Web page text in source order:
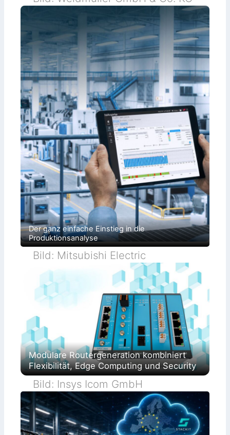
Der ganz einfache Einstieg in die
Produktionsanalyse
Bild: Mitsubishi Electric
Modulare Routergeneration kombiniert
Flexibilität, Edge Computing und Security
Bild: Insys Icom GmbH